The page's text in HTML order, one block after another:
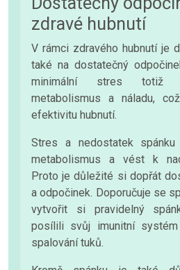
zdravé hubnutí
V rámci zdravého hubnutí je
také na dostatečný
minimální stres totiž
metabolismus a náladu,
efektivitu hubnutí.
Stres a nedostatek spánku
metabolismus a vést k
Proto je důležité si dopřát
a odpočinek. Doporučuje se
vytvořit si pravidelný
posílili svůj imunitní
spalování tuků.